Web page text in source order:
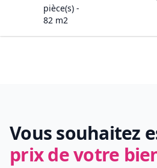
pièce(s) -
82 m2
Vous souhaitez
prix de votre